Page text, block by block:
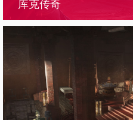
库克传奇